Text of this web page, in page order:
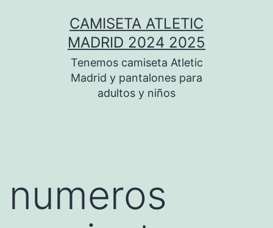
CAMISETA ATLETIC
MADRID 2024 2025
Tenemos camiseta Atletic
Madrid y pantalones para
adultos y niños
numeros